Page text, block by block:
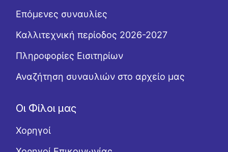
Επόμενες συναυλίες
Καλλιτεχνική περίοδος 2026-2027
Πληροφορίες Εισιτηρίων
Αναζήτηση συναυλιών στο αρχείο μας
Οι Φίλοι μας
Χορηγοί